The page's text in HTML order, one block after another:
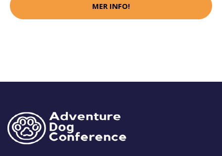
MER INFO!